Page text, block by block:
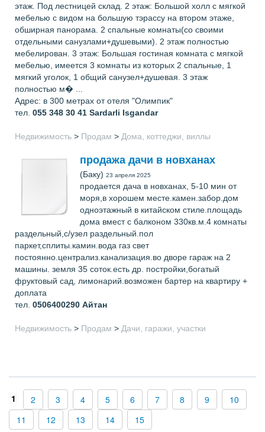
этаж. Под лестницей склад. 2 этаж: Большой холл с мягкой
мебелью с видом на большую тэрассу на втором этаже,
обширная панорама. 2 спальные комнаты(со своими
отдельными санузлами+душевыми). 2 этаж полностью
мебелирован. 3 этаж: Большая гостиная комната с мягкой
мебелью, имеется 3 комнаты из которых 2 спальные, 1
мягкий уголок, 1 общий санузел+душевая. 3 этаж
полностью м� ...
Адрес: в 300 метрах от отеля "Олимпик"
тел. 055 348 30 41 Sardarli Isgandar
Недвижимость > Продам > Дома, коттеджи, виллы
продажа дачи в новханах
(Баку) 23 апреля 2025
продается дача в новханах, 5-10 мин от
моря,в хорошем месте.камен.забор.дом
одноэтажный в китайском стиле.площадь
дома вмест с балконом 330кв.м.4 комнаты
раздельный,с/узел раздельный.пол
паркет,сплиты.камин.вода газ свет
постоянно.централиз.канализация.во дворе гараж на 2
машины. земля 35 соток.есть др. постройки,богатый
фруктовый сад, лимонарий.возможен бартер на квартиру +
доплата
тел. 0506400290 Айтан
Недвижимость > Продам > Дачи, гаражи, участки
1 2 3 4 5 6 7 8 9
10
11
12 13 14 15